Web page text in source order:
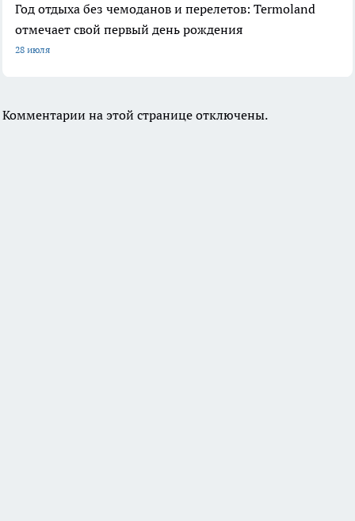
Год отдыха без чемоданов и перелетов: Termoland
отмечает свой первый день рождения
28 июля
Комментарии на этой странице отключены.